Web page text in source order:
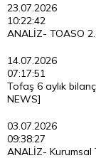
23.07.2026
10:22:42
ANALİZ- TOASO
14.07.2026
07:17:51
Tofaş 6 aylık
NEWS]
03.07.2026
09:38:27
ANALİZ- Kurumsal